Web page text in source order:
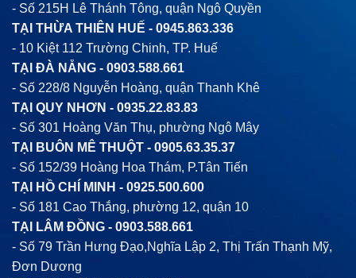
- Số 215H Lê Thánh Tông, quận Ngô Quyền
TẠI THỪA THIÊN HUẾ - 0945.863.336
- 10 Kiệt 112 Trường Chinh, TP. Huế
TẠI ĐÀ NẴNG - 0903.588.661
- Số 228/8 Nguyễn Hoàng, quận Thanh Khê
TẠI QUY NHƠN - 0935.22.83.83
- Số 301 Hoàng Văn Thụ, phường Ngô Mây
TẠI BUÔN MÊ THUỘT - 0905.63.35.37
- Số 152/39 Hoàng Hoa Thám, P.Tân Tiến
TẠI HỒ CHÍ MINH - 0925.500.600
- Số 181 Cao Thắng, phường 12, quận 10
TẠI LÂM ĐỒNG - 0903.588.661
- Số 79 Trần Hưng Đạo,Nghĩa Lập 2, Thị Trấn Thạnh Mỹ,
Đơn Dương